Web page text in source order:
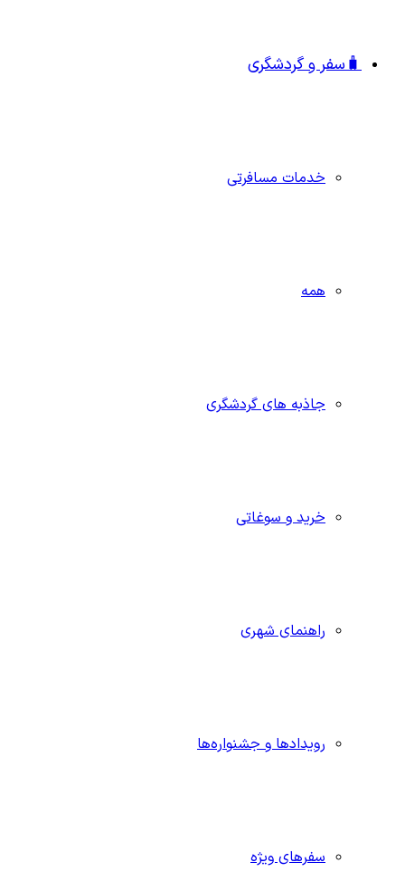
🧳سفر و گردشگری
خدمات مسافرتی
همه
جاذبه‌ های گردشگری
خرید و سوغاتی
راهنمای شهری
رویدادها و جشنواره‌ها
سفرهای ویژه